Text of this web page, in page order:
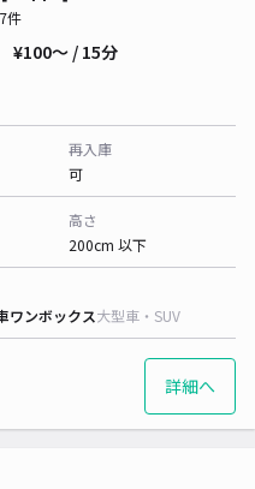
件
¥100〜 / 15分
再入庫
可
高さ
200cm 以下
ワンボックス大型車・SUV
詳細へ